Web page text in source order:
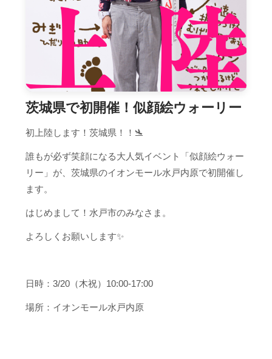
茨城県で初開催！似顔絵ウォーリー
初上陸します！茨城県！！🛬
誰もが必ず笑顔になる大人気イベント「似顔絵ウォー
リー」が、茨城県のイオンモール水戸内原で初開催し
ます。
はじめまして！水戸市のみなさま。
よろしくお願いします✨
日時：3/20（木祝）10:00-17:00
場所：イオンモール水戸内原